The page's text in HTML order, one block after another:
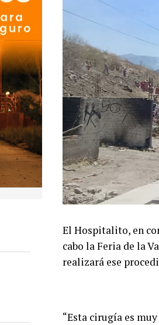
El Hospitalito, en
cabo la Feria de la
realizará ese
“Esta cirugía es